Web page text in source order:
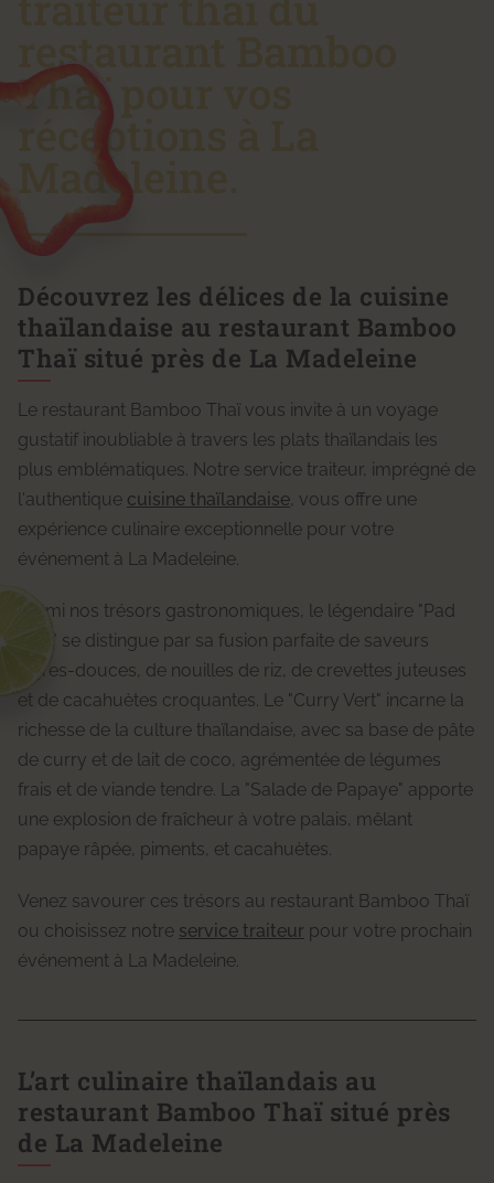
restaurant Bamboo
Thaï pour vos
réceptions à La
Madeleine.
Découvrez les délices de la cuisine
thaïlandaise au restaurant Bamboo
Thaï situé près de La Madeleine
Le restaurant Bamboo Thaï vous invite à un voyage
gustatif inoubliable à travers les plats thaïlandais les
plus emblématiques. Notre service traiteur, imprégné de
l'authentique cuisine thaïlandaise, vous offre une
expérience culinaire exceptionnelle pour votre
événement à La Madeleine.
Parmi nos trésors gastronomiques, le légendaire "Pad
Thaï" se distingue par sa fusion parfaite de saveurs
aigres-douces, de nouilles de riz, de crevettes juteuses
et de cacahuètes croquantes. Le "Curry Vert" incarne la
richesse de la culture thaïlandaise, avec sa base de pâte
de curry et de lait de coco, agrémentée de légumes
frais et de viande tendre. La "Salade de Papaye" apporte
une explosion de fraîcheur à votre palais, mêlant
papaye râpée, piments, et cacahuètes.
Venez savourer ces trésors au restaurant Bamboo Thaï
ou choisissez notre service traiteur pour votre prochain
événement à La Madeleine.
L’art culinaire thaïlandais au
restaurant Bamboo Thaï situé près
de La Madeleine